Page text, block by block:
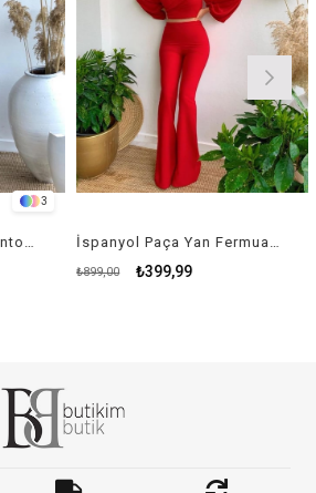
3
İspanyol Paça Atlas Pantolon - SİYAH İspanyol Paça Yan Fermuar Detay Atlas Pantolon - KIRMIZI
₺399,99
₺899,00